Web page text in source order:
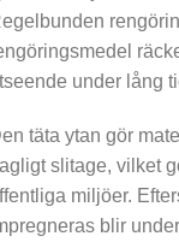
under lång
täta ytan gör
slitage, vilket
miljöer.
blir